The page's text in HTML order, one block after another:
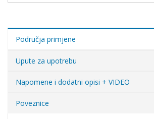
Područja primjene
Upute za upotrebu
Napomene i dodatni opisi + VIDEO
Poveznice